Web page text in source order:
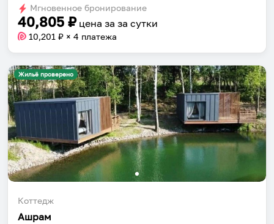
changing
dates.
changing
dates.
Мгновенное бронирование
40,805 ₽ цена за за сутки
10,201 ₽ × 4 платежа
Жильё проверено
Коттедж
Ашрам